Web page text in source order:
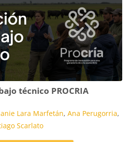
técnico PROCRIA
Lara Marfetán, Ana Perugorria,
Scarlato